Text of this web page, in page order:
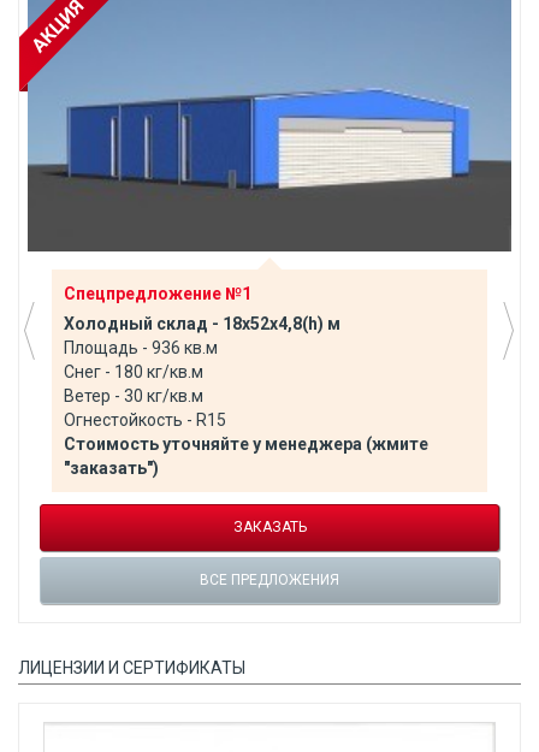
Спецпредложение №1
Холодный склад - 18х52х4,8(h) м
Площадь - 936 кв.м
Снег - 180 кг/кв.м
Ветер - 30 кг/кв.м
Огнестойкость - R15
Стоимость уточняйте у менеджера (жмите
"заказать")
ЗАКАЗАТЬ
ВСЕ ПРЕДЛОЖЕНИЯ
ЛИЦЕНЗИИ И СЕРТИФИКАТЫ